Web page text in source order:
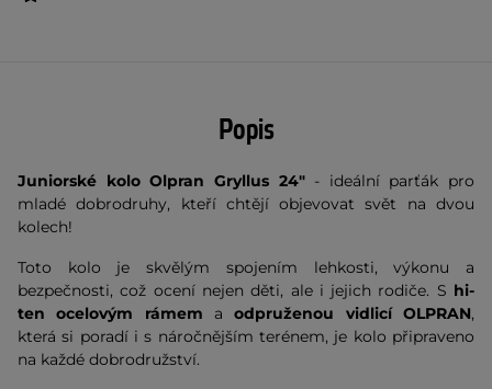
Popis
Juniorské koloOlpran Gryllus 24"- ideální parťák pro
mladé dobrodruhy, kteří chtějí objevovat svět na dvou
kolech!
Toto kolo je skvělým spojením lehkosti, výkonu a
bezpečnosti, což ocení nejen děti, ale i jejich rodiče. S hi-
ten ocelovým rámem aodpruženou vidlicí OLPRAN,
která si poradí i s náročnějším terénem, je kolo připraveno
na každé dobrodružství.